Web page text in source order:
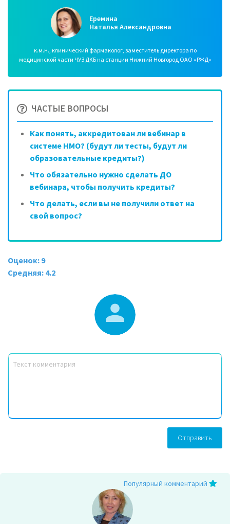
Еремина
Наталья Александровна
к.м.н., клинический фармаколог, заместитель директора по
медицинской части ЧУЗ ДКБ на станции Нижний Новгород ОАО «РЖД»
ЧАСТЫЕ ВОПРОСЫ
Как понять, аккредитован ли вебинар в
системе НМО? (будут ли тесты, будут ли
образовательные кредиты?)
Что обязательно нужно сделать ДО
вебинара, чтобы получить кредиты?
Что делать, если вы не получили ответ на
свой вопрос?
Оценок: 9
Средняя: 4.2
Отправить
Популярный комментарий